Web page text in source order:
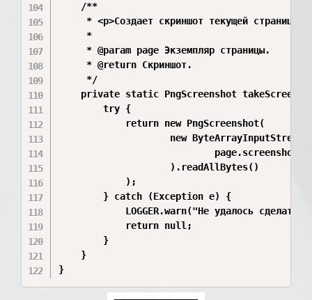
    /**
* <p>Создает скриншот текущей
     *
     * @param page Экземпляр страницы.
     * @return Скриншот.
     */
private static PngScreenshot
        try {
            return new PngScreenshot(
                    new ByteArrayInputStream(
                    ).readAllBytes()
            );
        } catch (Exception e) {
LOGGER.warn("Не удалось сделать
            return null;
        }
    }